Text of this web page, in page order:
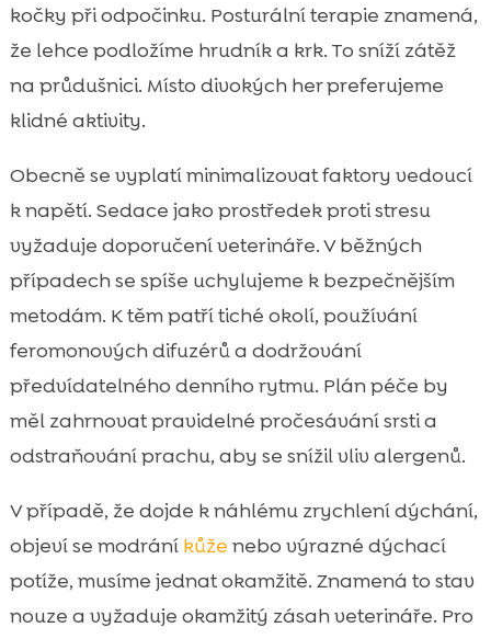
kočky při odpočinku. Posturální terapie znamená,
že lehce podložíme hrudník a krk. To sníží zátěž
na průdušnici. Místo divokých her preferujeme
klidné aktivity.
Obecně se vyplatí minimalizovat faktory vedoucí
k napětí. Sedace jako prostředek proti stresu
vyžaduje doporučení veterináře. V běžných
případech se spíše uchylujeme k bezpečnějším
metodám. K těm patří tiché okolí, používání
feromonových difuzérů a dodržování
předvídatelného denního rytmu. Plán péče by
měl zahrnovat pravidelné pročesávání srsti a
odstraňování prachu, aby se snížil vliv alergenů.
V případě, že dojde k náhlému zrychlení dýchání,
objeví se modrání kůže nebo výrazné dýchací
potíže, musíme jednat okamžitě. Znamená to stav
nouze a vyžaduje okamžitý zásah veterináře. Pro